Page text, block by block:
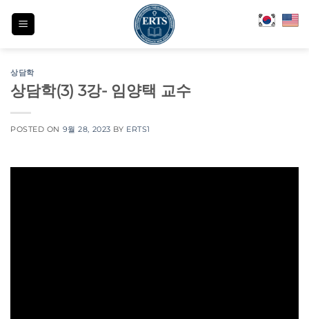
상담학
상담학(3) 3강- 임양택 교수
POSTED ON 9월 28, 2023 BY ERTS1